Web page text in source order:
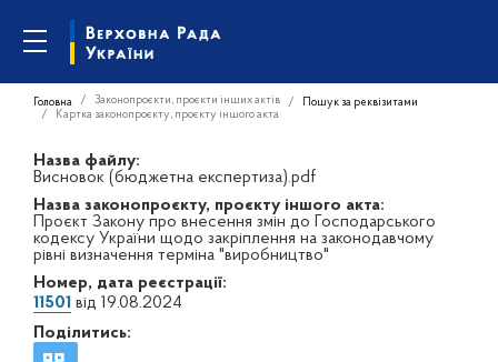
Головна Законопроєкти, проєкти інших актів
Пошук за реквізитами
Картка законопроєкту, проєкту іншого акта
Назва файлу:
Висновок (бюджетна експертиза).pdf
Назва законопроєкту, проєкту іншого акта:
Проєкт Закону про внесення змін до Господарського
кодексу України щодо закріплення на законодавчому
рівні визначення терміна "виробництво"
Номер, дата реєстрації:
11501 від 19.08.2024
Поділитись: